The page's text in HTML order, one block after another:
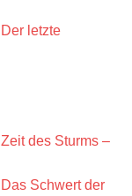
letzte
des Sturms –
Schwert der